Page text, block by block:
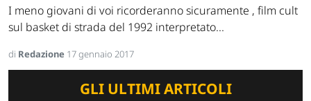
I meno giovani di voi ricorderanno sicuramente , film cult
sul basket di strada del 1992 interpretato...
di Redazione 17 gennaio 2017
GLI ULTIMI ARTICOLI